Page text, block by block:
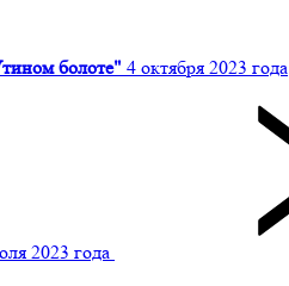
болоте" 4 октября 2023 года
2023 года